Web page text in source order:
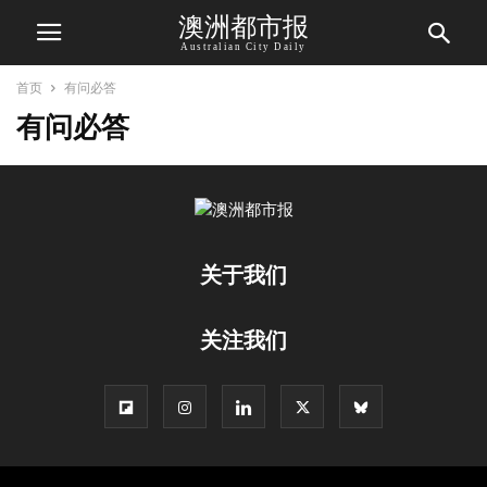
澳洲都市报
Australian City Daily
首页 有问必答
有问必答
关于我们
关注我们